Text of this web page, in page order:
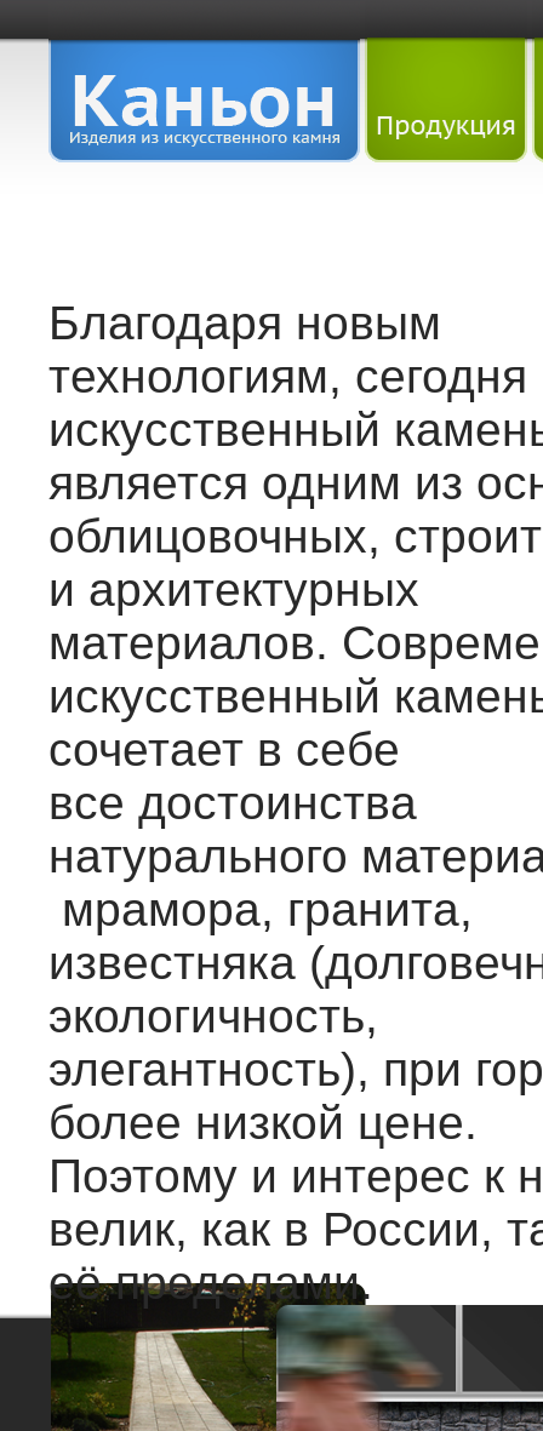
Благодаря новым
технологиям, сегодня
искусственный
является одним из
облицовочных,
и архитектурных
материалов.
искусственный
сочетает в себе
все достоинства
натурального
мрамора, гранита,
известняка
экологичность,
элегантность), при
более низкой цене.
Поэтому и интерес к
велик, как в России,
её пределами.